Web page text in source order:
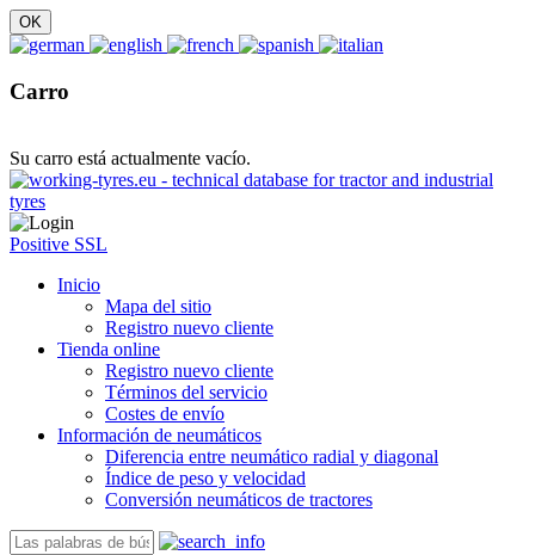
Carro
Su carro está actualmente vacío.
Positive SSL
Inicio
Mapa del sitio
Registro nuevo cliente
Tienda online
Registro nuevo cliente
Términos del servicio
Costes de envío
Información de neumáticos
Diferencia entre neumático radial y diagonal
Índice de peso y velocidad
Conversión neumáticos de tractores